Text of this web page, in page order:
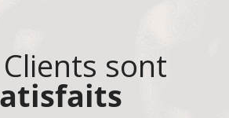
sont